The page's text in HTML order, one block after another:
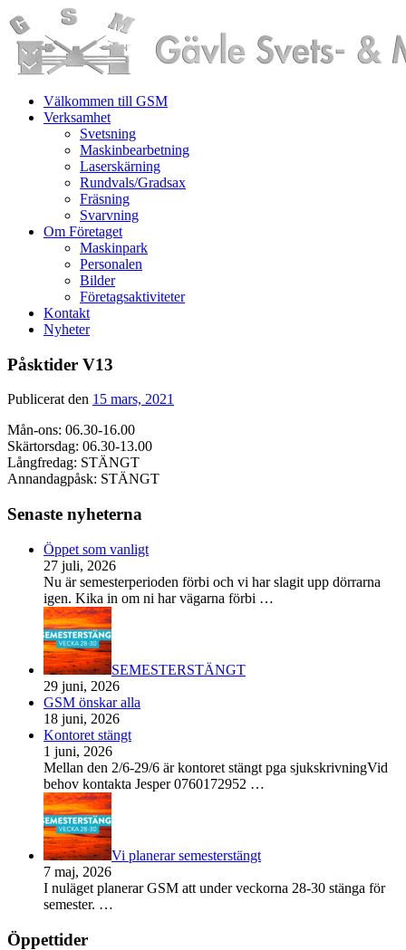
Välkommen till GSM
Verksamhet
Svetsning
Maskinbearbetning
Laserskärning
Rundvals/Gradsax
Fräsning
Svarvning
Om Företaget
Maskinpark
Personalen
Bilder
Företagsaktiviteter
Kontakt
Nyheter
Påsktider V13
Publicerat den 15 mars, 2021
Mån-ons: 06.30-16.00
Skärtorsdag: 06.30-13.00
Långfredag: STÄNGT
Annandagpåsk: STÄNGT
Senaste nyheterna
Öppet som vanligt
27 juli, 2026
Nu är semesterperioden förbi och vi har slagit upp dörrarna
igen. Kika in om ni har vägarna förbi …
SEMESTERSTÄNGT
29 juni, 2026
GSM önskar alla
18 juni, 2026
Kontoret stängt
1 juni, 2026
Mellan den 2/6-29/6 är kontoret stängt pga sjukskrivningVid
behov kontakta Jesper 0760172952 …
Vi planerar semesterstängt
7 maj, 2026
I nuläget planerar GSM att under veckorna 28-30 stänga för
semester. …
Öppettider